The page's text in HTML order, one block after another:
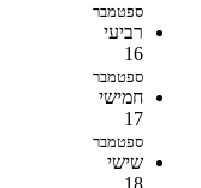
ספטמבר
רביעי
16
ספטמבר
חמישי
17
ספטמבר
שישי
18